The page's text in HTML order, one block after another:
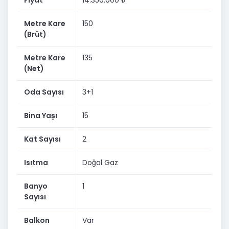
️ CB OPİA GAYRİMENKUL ARACILIĞI İLE SATILIKTIR...
Metre Kare
(Brüt)
150
Metre Kare
(Net)
135
Oda Sayısı 3+1
Bina Yaşı 15
Kat Sayısı 2
Isıtma Doğal Gaz
Banyo
Sayısı
1
Balkon Var